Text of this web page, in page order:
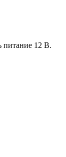
питание 12 В.